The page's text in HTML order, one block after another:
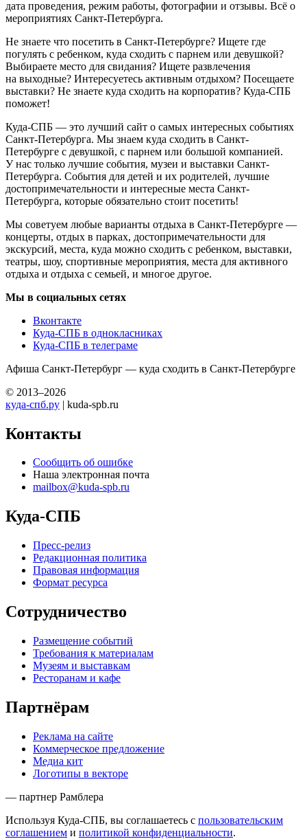
дата проведения, режим работы, фотографии и отзывы. Всё о
мероприятиях Санкт-Петербурга.
Не знаете что посетить в Санкт-Петербурге? Ищете где
погулять с ребенком, куда сходить с парнем или девушкой?
Выбираете место для свидания? Ищете развлечения
на выходные? Интересуетесь активным отдыхом? Посещаете
выставки? Не знаете куда сходить на корпоратив? Куда-СПБ
поможет!
Куда-СПБ — это лучший сайт о самых интересных событиях
Санкт-Петербурга. Мы знаем куда сходить в Санкт-
Петербурге с девушкой, с парнем или большой компанией.
У нас только лучшие события, музеи и выставки Санкт-
Петербурга. События для детей и их родителей, лучшие
достопримечательности и интересные места Санкт-
Петербурга, которые обязательно стоит посетить!
Мы советуем любые варианты отдыха в Санкт-Петербурге —
концерты, отдых в парках, достопримечательности для
экскурсий, места, куда можно сходить с ребенком, выставки,
театры, шоу, спортивные мероприятия, места для активного
отдыха и отдыха с семьей, и многое другое.
Мы в социальных сетях
Вконтакте
Куда-СПБ в однокласниках
Куда-СПБ в телеграме
Афиша Санкт-Петербург — куда сходить в Санкт-Петербурге
© 2013–2026
куда-спб.ру | kuda-spb.ru
Контакты
Сообщить об ошибке
Наша электронная почта
mailbox@kuda-spb.ru
Куда-СПБ
Пресс-релиз
Редакционная политика
Правовая информация
Формат ресурса
Сотрудничество
Размещение событий
Требования к материалам
Музеям и выставкам
Ресторанам и кафе
Партнёрам
Реклама на сайте
Коммерческое предложение
Медиа кит
Логотипы в векторе
— партнер Рамблера
Используя Куда-СПБ, вы соглашаетесь с пользовательским
соглашением и политикой конфиденциальности.